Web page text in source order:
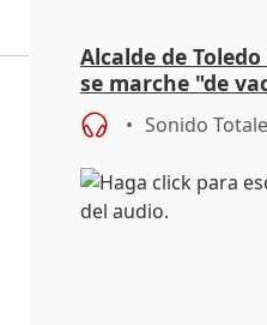
Alcalde de
se marche "de
de la crisis
Sonido